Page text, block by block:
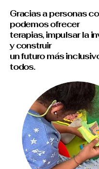
Gracias a personas
podemos ofrecer
terapias, impulsar la
y construir
un futuro más
todos.